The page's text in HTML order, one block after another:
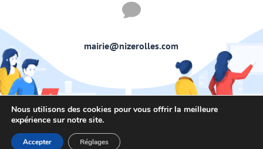

mairie@nizerolles.com
©Mairie de Nizerolles
l'Atelier Edisonà Vichy -
-
Mentions légales
Nous utilisons des cookies pour vous offrir la meilleure
expérience sur notre site.
Accepter Réglages